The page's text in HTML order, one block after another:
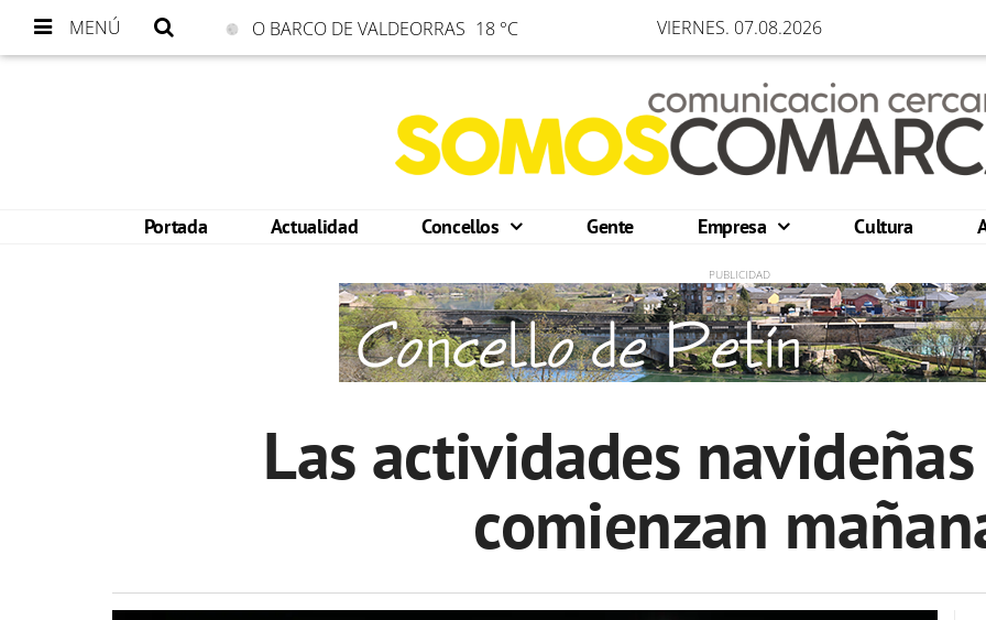
MENÚ O BARCO DE VALDEORRAS 18 °C VIERNES. 07.08.2026
Portada Actualidad Concellos Gente Empresa Cultura
Las actividades
comienzan